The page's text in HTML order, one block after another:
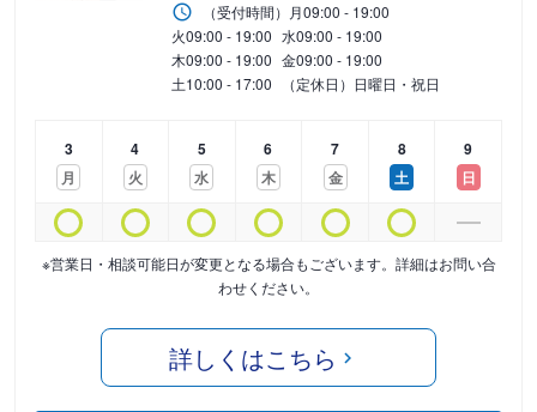
（受付時間） 月09:00 - 19:00
火09:00 - 19:00 水09:00 - 19:00
木09:00 - 19:00 金09:00 - 19:00
土10:00 - 17:00 （定休日）日曜日・祝日
3
月
4
火
5
水
6
木
7
金
8
土
9
日
※営業日・相談可能日が変更となる場合もございます。詳細はお問い合
わせください。
詳しくはこちら